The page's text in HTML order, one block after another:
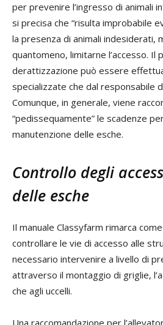
per prevenire l’ingresso di animali
si precisa che “risulta improbabile
la presenza di animali indesiderati,
quantomeno, limitarne l’accesso. Il
derattizzazione può essere
specializzate che dal responsabile
Comunque, in generale, viene
“pedissequamente” le scadenze
manutenzione delle esche.
Controllo degli
delle esche
Il manuale Classyfarm rimarca
controllare le vie di accesso alle
necessario intervenire a livello di
attraverso il montaggio di griglie,
che agli uccelli.